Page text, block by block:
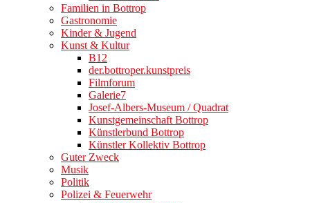
Familien in Bottrop
Gastronomie
Kinder & Jugend
Kunst & Kultur
B12
der.bottroper.kunstpreis
Filmforum
Galerie7
Josef-Albers-Museum / Quadrat
Kunstgemeinschaft Bottrop
Künstlerbund Bottrop
Künstler Kollektiv Bottrop
Guter Zweck
Musik
Politik
Polizei & Feuerwehr